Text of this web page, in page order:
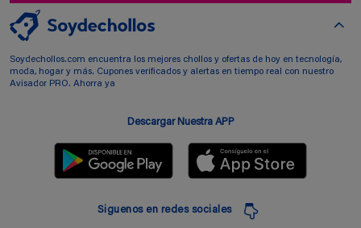
Soydechollos.com encuentra los mejores chollos y ofertas de hoy en tecnología,
moda, hogar y más. Cupones verificados y alertas en tiempo real con nuestro
Avisador PRO. Ahorra ya
Descargar Nuestra APP
Siguenos en redes sociales